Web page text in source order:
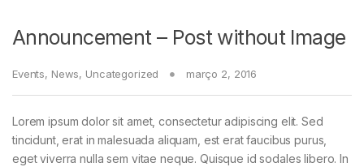
Announcement – Post without Image
Events, News, Uncategorized março 2, 2016
Lorem ipsum dolor sit amet, consectetur adipiscing elit. Sed
tincidunt, erat in malesuada aliquam, est erat faucibus purus,
eget viverra nulla sem vitae neque. Quisque id sodales libero. In